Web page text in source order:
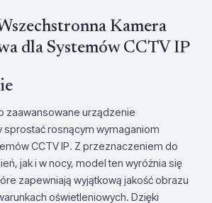
Kamera
dla Systemów CCTV IP
zaawansowane urządzenie
sprostać rosnącym wymaganiom
CCTV IP. Z przeznaczeniem do
jak i w nocy, model ten wyróżnia się
zapewniają wyjątkową jakość obrazu
oświetleniowych. Dzięki